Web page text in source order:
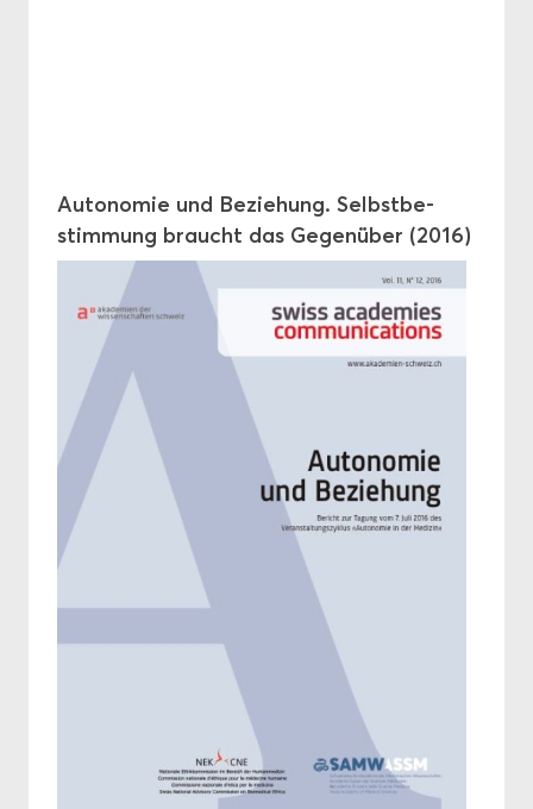
Au­to­no­mie und Be­zie­hung. Selbst­be­
stim­mung braucht das Ge­gen­über (2016)